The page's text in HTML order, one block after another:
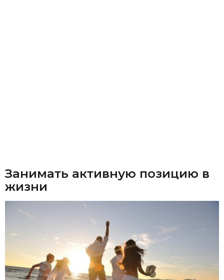
Занимать активную позицию в
жизни